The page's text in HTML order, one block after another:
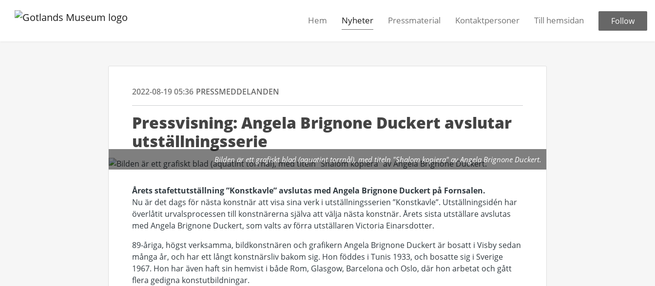
Hem Nyheter Pressmaterial Kontaktpersoner Till hemsidan Follow
2022-08-19 05:36 PRESSMEDDELANDEN
Pressvisning: Angela Brignone Duckert avslutar
utställningsserie
Bilden är ett grafiskt blad (aquatint torrnål), med titeln "Shalom kopiera" av Angela Brignone Duckert.
Årets stafettutställning ”Konstkavle” avslutas med Angela Brignone Duckert på Fornsalen.
Nu är det dags för nästa konstnär att visa sina verk i utställningsserien ”Konstkavle”. Utställningsidén har
överlåtit urvalsprocessen till konstnärerna själva att välja nästa konstnär. Årets sista utställare avslutas
med Angela Brignone Duckert, som valts av förra utställaren Victoria Einarsdotter.
89-åriga, högst verksamma, bildkonstnären och grafikern Angela Brignone Duckert är bosatt i Visby sedan
många år, och har ett långt konstnärsliv bakom sig. Hon föddes i Tunis 1933, och bosatte sig i Sverige
1967. Hon har även haft sin hemvist i både Rom, Glasgow, Barcelona och Oslo, där hon arbetat och gått
flera gedigna konstutbildningar.